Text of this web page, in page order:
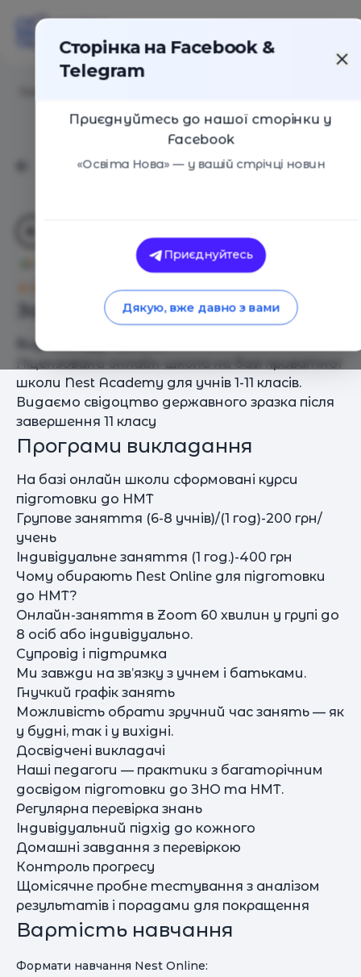
Nest Online
Оцінка 0 - 0 голосів
Загальний опис
Вид закладу - Школа
Ліцензована онлайн-школа на базі приватної
школи Nest Academy для учнів 1-11 класів.
Видаємо cвідоцтво державного зразка після
завершення 11 класу
Програми викладання
На базі онлайн школи сформовані курси
підготовки до НМТ
Групове заняття (6-8 учнів)/(1 год)-200 грн/
учень
Індивідуальне заняття (1 год.)-400 грн
Чому обирають Nest Online для підготовки
до НМТ?
Онлайн-заняття в Zoom 60 хвилин у групі до
8 осіб або індивідуально.
Супровід і підтримка
Ми завжди на зв’язку з учнем і батьками.
Гнучкий графік занять
Можливість обрати зручний час занять — як
у будні, так і у вихідні.
Досвідчені викладачі
Наші педагоги — практики з багаторічним
досвідом підготовки до ЗНО та НМТ.
Регулярна перевірка знань
Індивідуальний підхід до кожного
Домашні завдання з перевіркою
Контроль прогресу
Щомісячне пробне тестування з аналізом
результатів і порадами для покращення
Вартість навчання
Формати навчання Nest Online:
Сторінка на Facebook &
Telegram
Приєднуйтесь до нашої сторінки у
Facebook
«Освіта Нова» — у вашій стрічці новин
Приєднуйтесь
Дякую, вже давно з вами